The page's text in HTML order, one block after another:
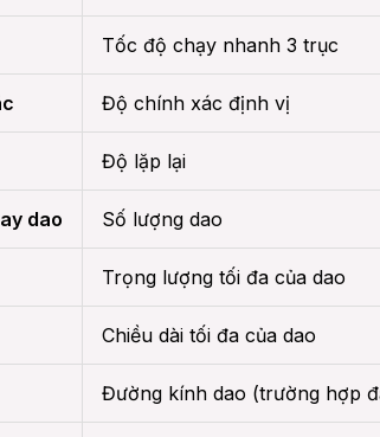
Tốc độ chạy nhanh 3 trục
Độ chính xác định vị
Độ lặp lại
dao Số lượng dao
Trọng lượng tối đa của dao
Chiều dài tối đa của dao
Đường kính dao (trường hợp